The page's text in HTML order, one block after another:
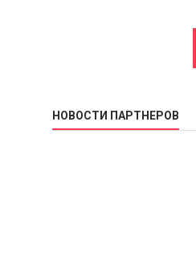
НОВОСТИ ПАРТНЕРОВ